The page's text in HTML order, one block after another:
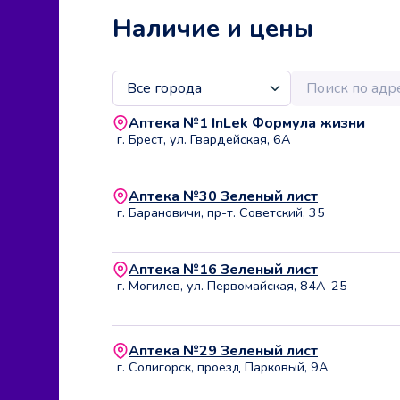
Наличие и цены
Аптека №1 InLek Формула жизни
г. Брест, ул. Гвардейская, 6А
Аптека №30 Зеленый лист
г. Барановичи, пр-т. Советский, 35
Аптека №16 Зеленый лист
г. Могилев, ул. Первомайская, 84А-25
Аптека №29 Зеленый лист
г. Солигорск, проезд Парковый, 9А